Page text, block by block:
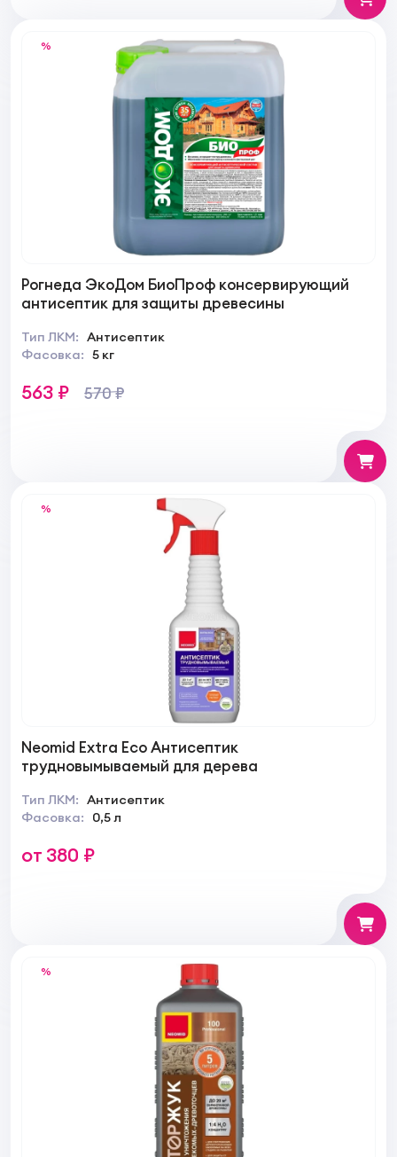
%
Рогнеда ЭкоДом БиоПроф консервирующий
антисептик для защиты древесины
Тип ЛКМ: Антисептик
Фасовка: 5 кг
563 ₽ 570 ₽
%
Neomid Extra Eco Антисептик
трудновымываемый для дерева
Тип ЛКМ: Антисептик
Фасовка:
0,5 л
от 380 ₽
%